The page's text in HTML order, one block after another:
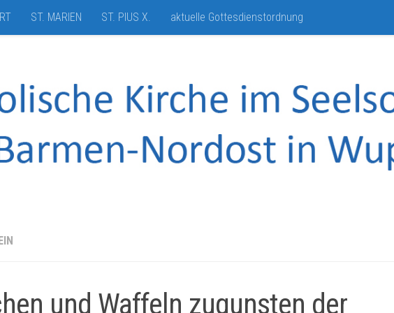
ST. MARIEN ST. PIUS X. aktuelle Gottesdienstordnung
und Waffeln zugunsten der